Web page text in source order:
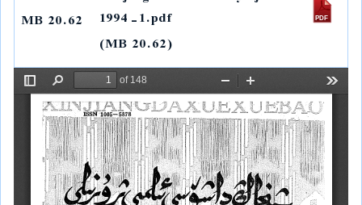
a
m
n
1994-1.pdf
(20.62 MB)
20.62 MB